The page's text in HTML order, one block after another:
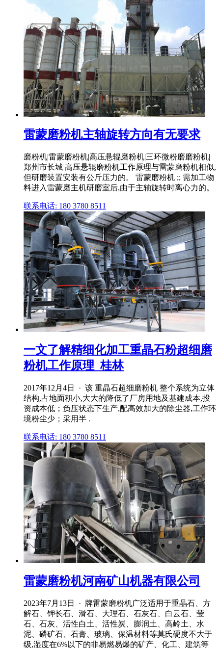
雷蒙磨粉机主轴旋转方向有无要求
磨粉机|雷蒙磨粉机|高压悬辊磨粉机|三环微粉磨磨粉机|
郑州市长城 高压悬辊磨粉机工作原理与雷蒙磨粉机相似,
但研磨装置安装有公斤压力的。 雷蒙磨粉机 ;; 需加工物
料进入雷蒙磨主机研磨室后,由于主轴旋转时离心力的。
联系电话: 180 3780 8511
一文了解精细化加工重晶石粉超细磨
粉机工作原理_桂林
2017年12月4日 · 该 重晶石超细磨粉机 整个系统为立体
结构,占地面积小,大大的降低了厂房用地及基建成本,投
资成本低；负压状态下生产,配高效加大的除尘器,工作环
境粉尘少；采用半 .
联系电话: 180 3780 8511
雷蒙磨粉机河南矿山机器有限公司
2023年7月13日 · 牌雷蒙磨粉机广泛适用于重晶石、方
解石、钾长石、滑石、大理石、石灰石、白云石、莹
石、石灰、活性白土、活性炭、膨润土、高岭土、水
泥、磷矿石、石膏、玻璃、保温材料等莫氏硬度不大于
级,湿度在6%以下的非易燃易爆的矿产、化工、建筑等